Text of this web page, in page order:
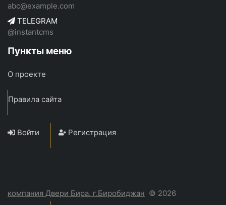
abc@example.com
TELEGRAM
@instantcms
Пункты меню
О проекте
Правила сайта
Войти Регистрация
компания Двери Бира. г.Биробиджан © 2026